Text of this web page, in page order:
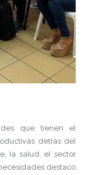
que tienen el
detrás del
la salud, el sector
destacó